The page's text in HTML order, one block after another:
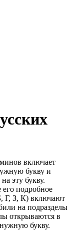
включает
букву и
эту букву.
подробное
Г, З, К) включают
на подразделы
открываются в
букву.